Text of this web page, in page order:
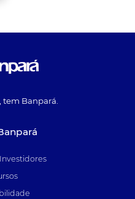
tem Banpará.